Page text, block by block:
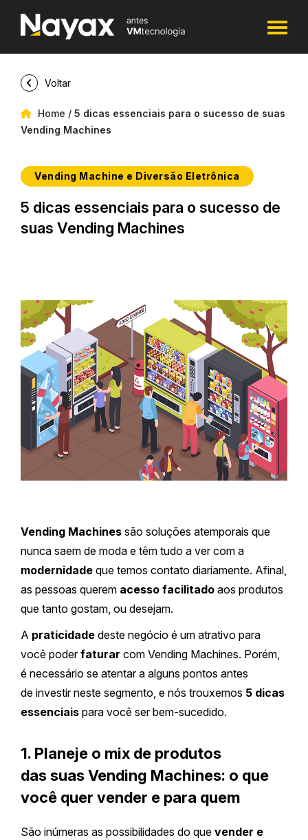
Home / 5 dicas essenciais para o sucesso de suas
Vending Machines
Voltar
Vending Machine e Diversão Eletrônica
5 dicas essenciais para o sucesso de
suas Vending Machines
Vending Machines são soluções atemporais que
nunca saem de moda e têm tudo a ver com a
modernidade que temos contato diariamente. Afinal,
as pessoas querem acesso facilitado aos produtos
que tanto gostam, ou desejam.
A praticidade deste negócio é um atrativo para
você poderfaturar com Vending Machines. Porém,
é necessário se atentar a alguns pontos antes
de investir neste segmento, e nós trouxemos 5 dicas
essenciais para você ser bem-sucedido.
1. Planeje o mix de produtos
das suas Vending Machines: o que
você quer vender e para quem
São inúmeras as possibilidades do que vender e